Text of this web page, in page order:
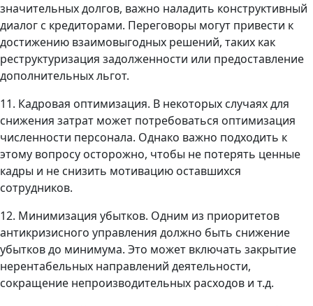
значительных долгов, важно наладить конструктивный
диалог с кредиторами. Переговоры могут привести к
достижению взаимовыгодных решений, таких как
реструктуризация задолженности или предоставление
дополнительных льгот.
11. Кадровая оптимизация. В некоторых случаях для
снижения затрат может потребоваться оптимизация
численности персонала. Однако важно подходить к
этому вопросу осторожно, чтобы не потерять ценные
кадры и не снизить мотивацию оставшихся
сотрудников.
12. Минимизация убытков. Одним из приоритетов
антикризисного управления должно быть снижение
убытков до минимума. Это может включать закрытие
нерентабельных направлений деятельности,
сокращение непроизводительных расходов и т.д.